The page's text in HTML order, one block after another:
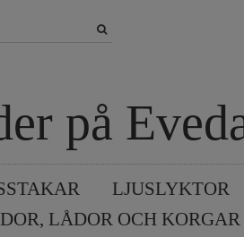
på
LJUSLYKTOR
LÅDOR OCH KORGAR